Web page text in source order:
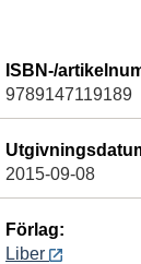
ISBN-/
9789147119189
2015-09-08
Förlag:
Liber